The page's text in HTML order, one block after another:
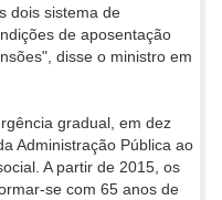
dois sistema de
de aposentação
disse o ministro em
gradual, em dez
Administração Pública ao
A partir de 2015, os
se com 65 anos de